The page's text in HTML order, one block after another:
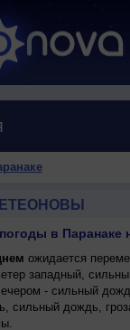
в Паранаке
ожидается
западный,
- сильный
сильный дождь,